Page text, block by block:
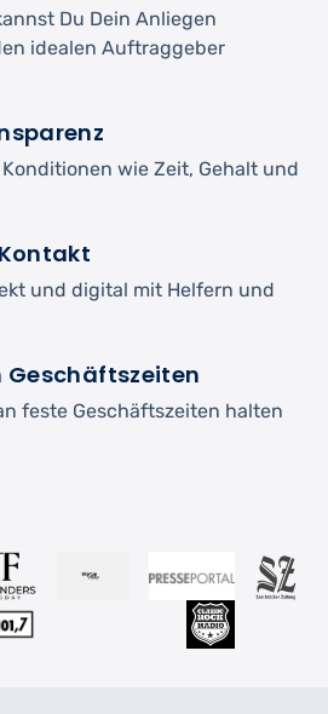
Du Dein Anliegen
idealen Auftraggeber
wie Zeit, Gehalt und
und digital mit Helfern und
Geschäftszeiten
feste Geschäftszeiten halten